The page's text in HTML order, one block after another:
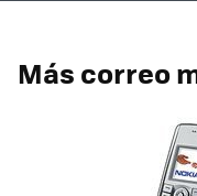
Más correo